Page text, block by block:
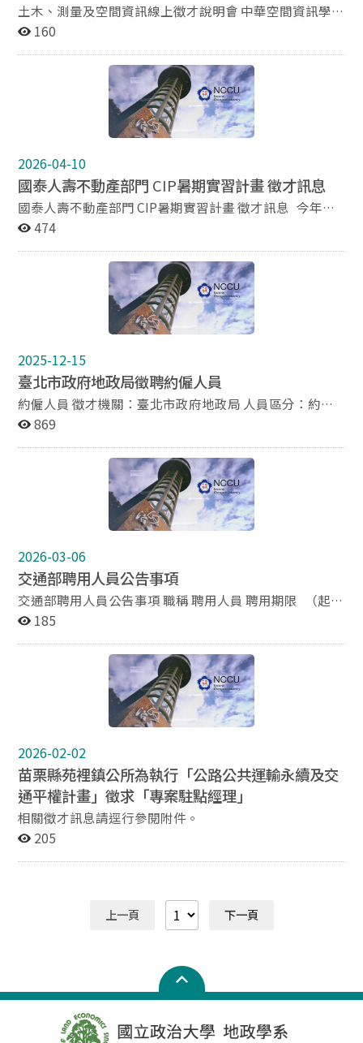
土木、測量及空間資訊線上徵才說明會 中華空間資訊學會
擬於2026年6/15-16舉辦「線上徵才說明會」， 邀請具徵
企業共同參與。 活動採線上交流和即時互動形式，期望深
化學生對產業實務運作及整體發展趨勢之理解。 為使活動
內容更貼近學生需求，並邀請學生高度關注之相關單位參
後續活動規劃與單位邀請之重要參考依據。 詳細內容可參
160
2026-04-10
國泰人壽不動產部門 CIP暑期實習計畫 徵才訊息
國泰人壽不動產部門 CIP暑期實習計畫 徵才訊息 今年暑
假國泰將打造一個「職涯實戰舞台」， 邀請正在思考未
場，為自己的選擇按下開始鍵。 因為在這裡，職涯這題，
不是等答案，而是我先選。 國泰將提供多元且扎實的培
育資源，讓實習生能接觸 AI 實戰應用、探索集團多元職
系， 並透過專案實作累積成果，特調屬於自己的學習節奏
與成長vibe。 同時，與來自不同學校、科系的夥伴互動交
涯印記。 報名時間：2026年4月20日 23:59 截止 實習期
間：2026年7月6日 - 8月31日 報名資格：海、內外碩士及
準大三以上學士之在校生 報名官網：
https://toucherfb.com/cathayholdings/internship/CIP.
動產，並透過「立即應徵」填寫履歷
474
2025-12-15
臺北市政府地政局徵聘約僱人員
約僱人員 徵才機關：臺北市政府地政局 人員區分：約僱
人員 職務列等：約僱五等280薪點（約38,948元） 職系：
114/12/12~114/12/19 資格條件： (一)國內外大專院校以
上畢業。 (二)公文處理及Ms-Office常用文書軟體操作能
力。 (三)富工作熱忱、細心勤慎、配合業務需要加班。
(四)具地政、法律、都市計畫等實務經驗者尤佳。 (五)無
公務人員任用法第26條、第28條第1項各款規定之情事
管理相關業務。 (二)辦理預售屋銷售管理相關業務。 (三)
其他臨時交辦事項。 工作地址： 110204臺北市信義區市
府路1號3樓北區 聯絡E-Mail：oa-1051@gov.taipei 聯絡
方式： (一)網路報名者：請於公告日期截止前至行政院人
徵」登入「事求人機關徵才系統」，填寫完整履歷資料內
容(含工作經歷、個人專長、工作期許、自傳等)，並將
「最高學歷證書影本」上傳為附件，如有其他實務經驗證
明亦請合併上傳。 (二)E-mail報名者：請於公告日期截止
前將公務人員履歷表及前開表件電子檔Email至oa-
徵臺北市政府地政局地權及不動產交易科約僱人員」，並
以電話確認承辦人是否收到電子郵件。 (三)初審合格者，
擇優通知面試，不合格或未獲錄取者，恕不另行通知。
(四)本職缺正取1名(核支五等報酬280薪點，約38,948
元)，得候補2名。備取人員限於擔任同屬原公開甄選或其
缺。候補期間為6個月，自甄選結果確定之翌日起算。
級考試錄取人員分配報到前1日止，惟如代理原因消失或
契約期滿，受僱人員應無條件接受解僱，不得以任何理由
問，請洽地權及不動產交易科顏股長02-27287468；徵才
過程問題，請洽人事室洪小姐02-27287329。 職缺類別：
不須具公務人員任用資格職缺 履歷調閱資料： 個人全部
869
2026-03-06
交通部聘用人員公告事項
交通部聘用人員公告事項 職稱 聘用人員 聘用期限 （起止
時間） 報到日至115年4月29日止 月酬標準 薪點 280點至
具地政或不動產相關學系學位者尤佳。 二、具Microsoft
軟體文書處理能力。 工作項目 一、辦理交通建設用地之
管理、取得及處分。 二、其他臨時交辦事項。 備註
如有意願者，請檢附公務人員履歷表<簡式>，於115年3
小姐02-23492431。
185
2026-02-02
苗栗縣苑裡鎮公所為執行「公路公共運輸永續及交
通平權計畫」徵求「專案駐點經理」
相關徵才訊息請逕行參閱附件。
205
上一頁 下一頁